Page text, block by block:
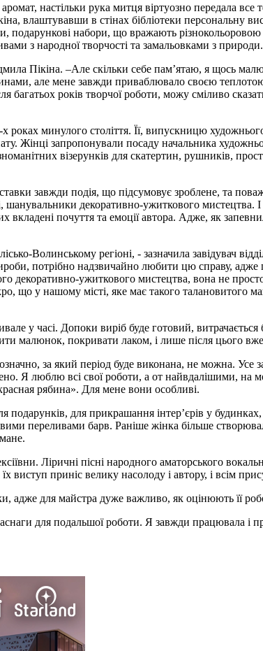
настільки рука митця віртуозно передала
влаштувавши в стінах бібліотеки персональну
подарункові набори, що вражають
з народної творчості та замальовками з природи.
Пікіна. –Але скільки себе пам’ятаю, я щось
але мене завжди приваблювало своєю
багатьох років творчої роботи, можу сміливо
минулого століття. Її, випускницю художнього
Жінці запропонували посаду начальника
візерунків для скатертин, рушників,
завжди подія, що підсумовує зроблене, та
шанувальники декоративно-ужиткового
почуття та емоції автора. Адже, як
Волинському регіоні, - зазначила завідувач
потрібно надзвичайно любити цю справу,
декоративно-ужиткового мистецтва, вона не
що у нашому місті, яке має такого талановитого
у часі. Допоки виріб буде готовий,
малюнок, покривати лаком, і лише після цього
за який період буде виконана, не можна. Усе
Я люблю всі свої роботи, а от найвдалішими, на
рябина». Для мене вони особливі.
для прикрашання інтер’єрів у
переливами барв. Раніше жінка більше
Ліричні пісні народного аматорського
виступ приніс велику насолоду і автору, і всім
адже для майстра дуже важливо, як оцінюють її
для подальшої роботи. Я завжди працювала